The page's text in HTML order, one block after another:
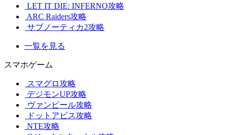
LET IT DIE: INFERNO攻略
ARC Raiders攻略
サブノーティカ2攻略
一覧を見る
スマホゲーム
スマグロ攻略
デジモンUP攻略
ヴァンピール攻略
ドットアビス攻略
NTE攻略